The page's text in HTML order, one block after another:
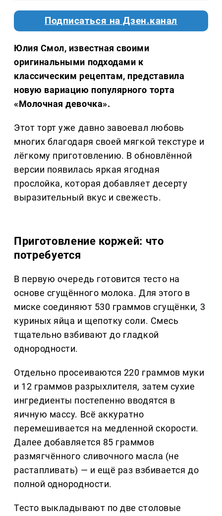
Подписаться на Дзен.канал
Юлия Смол, известная своими
оригинальными подходами к
классическим рецептам, представила
новую вариацию популярного торта
«Молочная девочка».
Этот торт уже давно завоевал любовь
многих благодаря своей мягкой текстуре и
лёгкому приготовлению. В обновлённой
версии появилась яркая ягодная
прослойка, которая добавляет десерту
выразительный вкус и свежесть.
Приготовление коржей: что
потребуется
В первую очередь готовится тесто на
основе сгущённого молока. Для этого в
миске соединяют 530 граммов сгущёнки, 3
куриных яйца и щепотку соли. Смесь
тщательно взбивают до гладкой
однородности.
Отдельно просеиваются 220 граммов муки
и 12 граммов разрыхлителя, затем сухие
ингредиенты постепенно вводятся в
яичную массу. Всё аккуратно
перемешивается на медленной скорости.
Далее добавляется 85 граммов
размягчённого сливочного масла (не
растапливать) — и ещё раз взбивается до
полной однородности.
Тесто выкладывают по две столовые